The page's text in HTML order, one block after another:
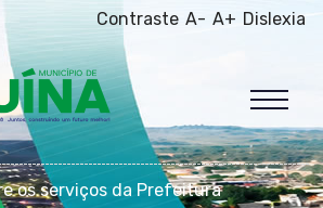
Contraste A- A+ Dislexia
os serviços da Prefeitura